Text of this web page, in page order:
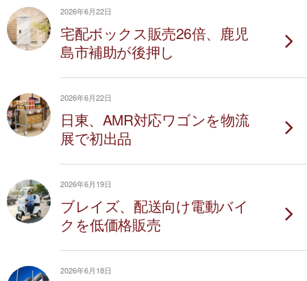
2026年6月22日
宅配ボックス販売26倍、鹿児
島市補助が後押し
2026年6月22日
日東、AMR対応ワゴンを物流
展で初出品
2026年6月19日
ブレイズ、配送向け電動バイ
クを低価格販売
2026年6月18日